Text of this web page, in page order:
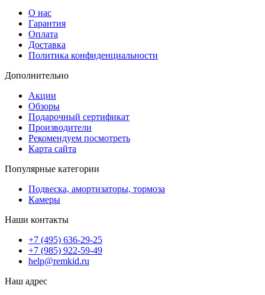
О нас
Гарантия
Оплата
Доставка
Политика конфиденциальности
Дополнительно
Акции
Обзоры
Подарочный сертификат
Производители
Рекомендуем посмотреть
Карта сайта
Популярные категории
Подвеска, амортизаторы, тормоза
Камеры
Наши контакты
+7 (495) 636-29-25
+7 (985) 922-59-49
help@remkid.ru
Наш адрес